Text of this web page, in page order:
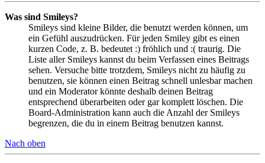
Was sind Smileys?
Smileys sind kleine Bilder, die benutzt werden können, um
ein Gefühl auszudrücken. Für jeden Smiley gibt es einen
kurzen Code, z. B. bedeutet :) fröhlich und :( traurig. Die
Liste aller Smileys kannst du beim Verfassen eines Beitrags
sehen. Versuche bitte trotzdem, Smileys nicht zu häufig zu
benutzen, sie können einen Beitrag schnell unlesbar machen
und ein Moderator könnte deshalb deinen Beitrag
entsprechend überarbeiten oder gar komplett löschen. Die
Board-Administration kann auch die Anzahl der Smileys
begrenzen, die du in einem Beitrag benutzen kannst.
Nach oben